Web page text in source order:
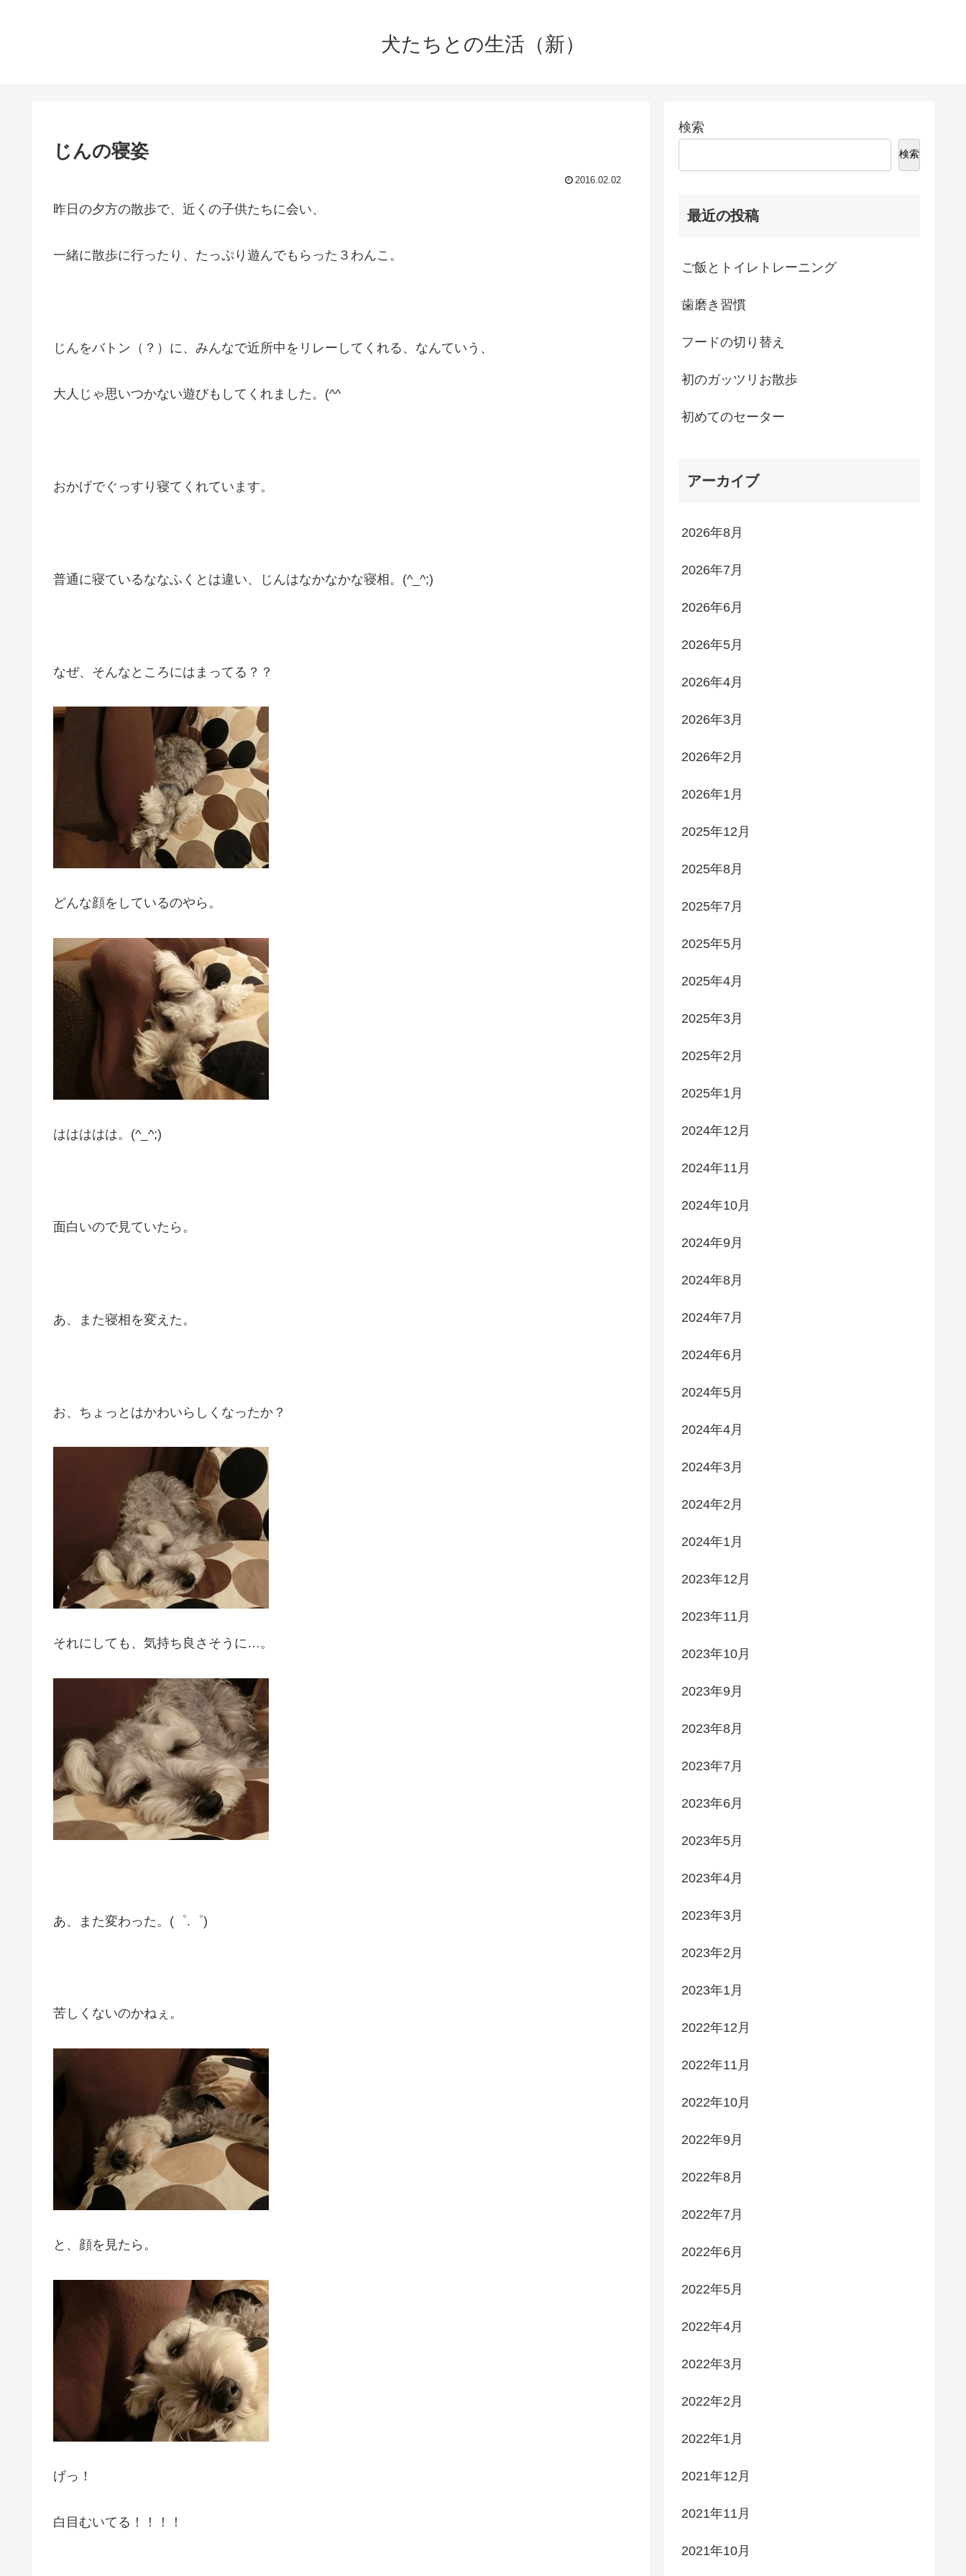
犬たちとの生活（新）
じんの寝姿
2016.02.02
昨日の夕方の散歩で、近くの子供たちに会い、
一緒に散歩に行ったり、たっぷり遊んでもらった３わんこ。
じんをバトン（？）に、みんなで近所中をリレーしてくれる、なんていう、
大人じゃ思いつかない遊びもしてくれました。(^^ゞ
おかげでぐっすり寝てくれています。
普通に寝ているななふくとは違い、じんはなかなかな寝相。(^_^;)
なぜ、そんなところにはまってる？？
どんな顔をしているのやら。
ははははは。(^_^;)
面白いので見ていたら。
あ、また寝相を変えた。
お、ちょっとはかわいらしくなったか？
それにしても、気持ち良さそうに…。
あ、また変わった。(゜.゜)
苦しくないのかねぇ。
と、顔を見たら。
げっ！
白目むいてる！！！！
検索
検索
最近の投稿
ご飯とトイレトレーニング
歯磨き習慣
フードの切り替え
初のガッツリお散歩
初めてのセーター
アーカイブ
2026年8月
2026年7月
2026年6月
2026年5月
2026年4月
2026年3月
2026年2月
2026年1月
2025年12月
2025年8月
2025年7月
2025年5月
2025年4月
2025年3月
2025年2月
2025年1月
2024年12月
2024年11月
2024年10月
2024年9月
2024年8月
2024年7月
2024年6月
2024年5月
2024年4月
2024年3月
2024年2月
2024年1月
2023年12月
2023年11月
2023年10月
2023年9月
2023年8月
2023年7月
2023年6月
2023年5月
2023年4月
2023年3月
2023年2月
2023年1月
2022年12月
2022年11月
2022年10月
2022年9月
2022年8月
2022年7月
2022年6月
2022年5月
2022年4月
2022年3月
2022年2月
2022年1月
2021年12月
2021年11月
2021年10月